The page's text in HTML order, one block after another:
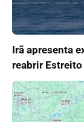
Irã apresenta
reabrir Estreito